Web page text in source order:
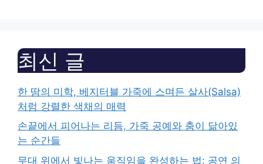
최신 글
한 땀의 미학, 베지터블 가죽에 스며든 살사(Salsa)
처럼 강렬한 색채의 매력
손끝에서 피어나는 리듬, 가죽 공예와 춤이 닮아있
는 순간들
무대 위에서 빛나는 움직임을 완성하는 법: 공연 의